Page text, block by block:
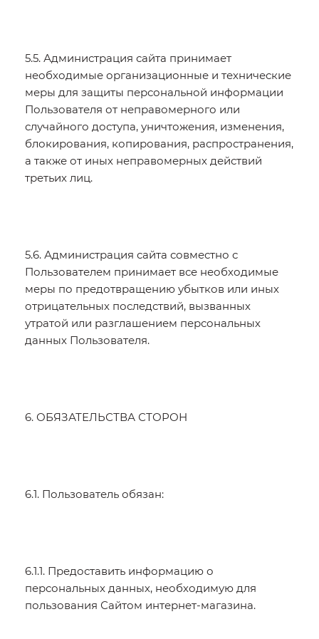
5.5. Администрация сайта принимает
необходимые организационные и технические
меры для защиты персональной информации
Пользователя от неправомерного или
случайного доступа, уничтожения, изменения,
блокирования, копирования, распространения,
а также от иных неправомерных действий
третьих лиц.
5.6. Администрация сайта совместно с
Пользователем принимает все необходимые
меры по предотвращению убытков или иных
отрицательных последствий, вызванных
утратой или разглашением персональных
данных Пользователя.
6. ОБЯЗАТЕЛЬСТВА СТОРОН
6.1. Пользователь обязан:
6.1.1. Предоставить информацию о
персональных данных, необходимую для
пользования Сайтом интернет-магазина.